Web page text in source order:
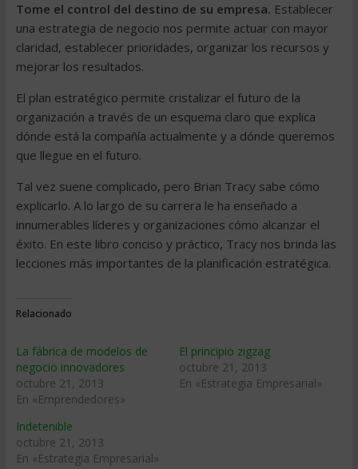
Tome el control del destino de su empresa. Establecer
una estrategia de negocio nos permite actuar con mayor
claridad, establecer prioridades, organizar los recursos y
mejorar los resultados.
El plan estratégico permite cristalizar el futuro de la
organización a través de un esquema claro que explica
dónde está la compañía actualmente y a dónde queremos
que llegue en el futuro.
Tal vez suene complicado, pero Brian Tracy sabe cómo
explicarlo. A lo largo de su carrera le ha enseñado a
innumerables líderes y organizaciones cómo alcanzar el
éxito. En este libro conciso y práctico, Tracy nos brinda las
lecciones más importantes de la planificación estratégica.
Relacionado
La fábrica de modelos de
negocio innovadores
octubre 21, 2013
En «Emprendedores»
El principio zigzag
octubre 21, 2013
En «Estrategia Empresarial»
Indetenible
octubre 21, 2013
En «Estrategia Empresarial»